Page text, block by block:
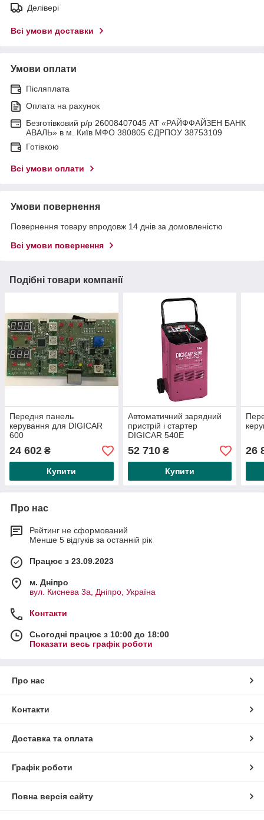
Делівері
Всі умови доставки
Умови оплати
Післяплата
Оплата на рахунок
Безготівковий р/р 26008407045 АТ «РАЙФФАЙЗЕН БАНК
АВАЛЬ» в м. Київ МФО 380805 ЄДРПОУ 38753109
Готівкою
Всі умови оплати
Умови повернення
Повернення товару впродовж 14 днів за домовленістю
Всі умови повернення
Подібні товари компанії
Передня панель
керування для DIGICAR
600
24 602 ₴
Купити
Автоматичний зарядний
пристрій і стартер
DIGICAR 540E
52 710₴
Купити
26
Про нас
Рейтинг не сформований
Менше 5 відгуків за останній рік
Працює з 23.09.2023
м. Дніпро
вул. Киснева 3а, Дніпро, Україна
Контакти
Сьогодні працює з 10:00 до 18:00
Показати весь графік роботи
Про нас
Контакти
Доставка та оплата
Графік роботи
Повна версія сайту